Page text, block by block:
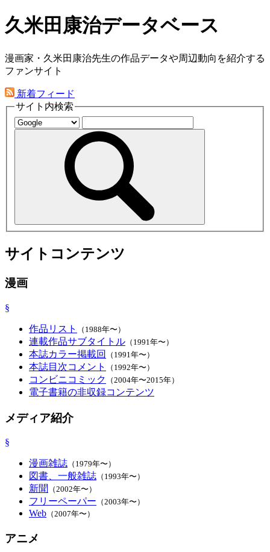
久米田康治データベース
漫画家・久米田康治先生の作品データや周辺動向を紹介する
ファンサイト
新着フィード
サイト内検索
サイトコンテンツ
漫画
§
作品リスト （1988年〜）
連載作品サブタイトル （1991年〜）
本誌カラー掲載回 （1991年〜）
本誌目次コメント （1992年〜）
コンビニコミック （2004年〜2015年）
電子書籍の非収録コンテンツ
メディア紹介
§
漫画雑誌 （1979年〜）
図書、一般雑誌 （1993年〜）
新聞 （2002年〜）
フリーペーパー （2003年〜）
Web （2007年〜）
アニメ